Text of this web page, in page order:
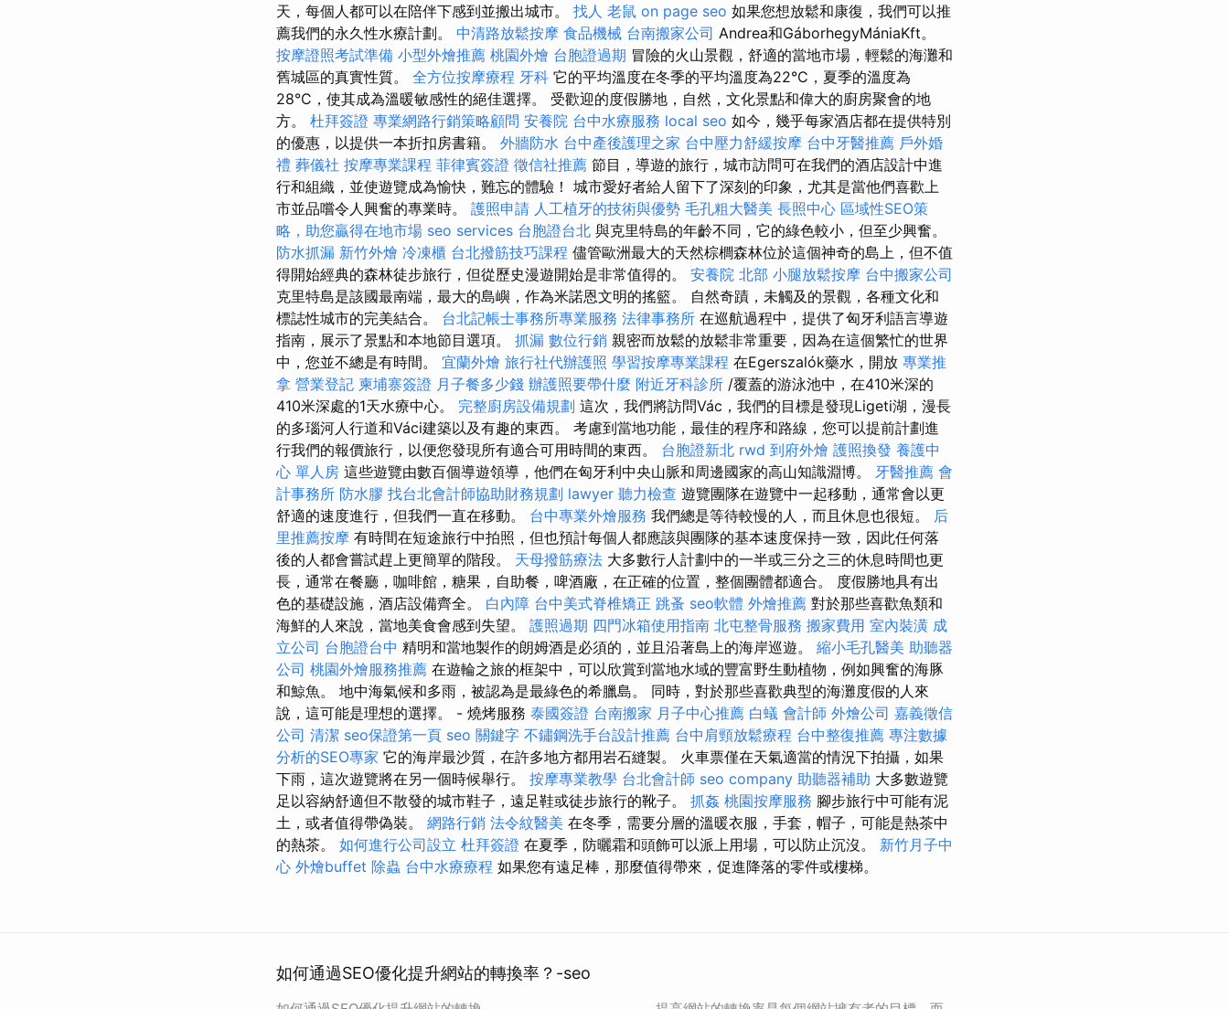
天，每個人都可以在陪伴下感到並搬出城市。 找人 老鼠 on page seo 如果您想放鬆和康復，我們可以推
薦我們的永久性水療計劃。 中清路放鬆按摩 食品機械 台南搬家公司 Andrea和GáborhegyMániaKft。
按摩證照考試準備 小型外燴推薦 桃園外燴 台胞證過期 冒險的火山景觀，舒適的當地市場，輕鬆的海灘和
舊城區的真實性質。 全方位按摩療程 牙科 它的平均溫度在冬季的平均溫度為22°C，夏季的溫度為
28°C，使其成為溫暖敏感性的絕佳選擇。 受歡迎的度假勝地，自然，文化景點和偉大的廚房聚會的地
方。 杜拜簽證 專業網路行銷策略顧問 安養院 台中水療服務 local seo 如今，幾乎每家酒店都在提供特別
的優惠，以提供一本折扣房書籍。 外牆防水 台中產後護理之家 台中壓力舒緩按摩 台中牙醫推薦 戶外婚
禮 葬儀社 按摩專業課程 菲律賓簽證 徵信社推薦 節目，導遊的旅行，城市訪問可在我們的酒店設計中進
行和組織，並使遊覽成為愉快，難忘的體驗！ 城市愛好者給人留下了深刻的印象，尤其是當他們喜歡上
市並品嚐令人興奮的專業時。 護照申請 人工植牙的技術與優勢 毛孔粗大醫美 長照中心 區域性SEO策
略，助您贏得在地市場 seo services 台胞證台北 與克里特島的年齡不同，它的綠色較小，但至少興奮。
防水抓漏 新竹外燴 冷凍櫃 台北撥筋技巧課程 儘管歐洲最大的天然棕櫚森林位於這個神奇的島上，但不值
得開始經典的森林徒步旅行，但從歷史漫遊開始是非常值得的。 安養院 北部 小腿放鬆按摩 台中搬家公司
克里特島是該國最南端，最大的島嶼，作為米諾恩文明的搖籃。 自然奇蹟，未觸及的景觀，各種文化和
標誌性城市的完美結合。 台北記帳士事務所專業服務 法律事務所 在巡航過程中，提供了匈牙利語言導遊
指南，展示了景點和本地節目選項。 抓漏 數位行銷 親密而放鬆的放鬆非常重要，因為在這個繁忙的世界
中，您並不總是有時間。 宜蘭外燴 旅行社代辦護照 學習按摩專業課程 在Egerszalók藥水，開放 專業推
拿 營業登記 柬埔寨簽證 月子餐多少錢 辦護照要帶什麼 附近牙科診所 /覆蓋的游泳池中，在410米深的
410米深處的1天水療中心。 完整廚房設備規劃 這次，我們將訪問Vác，我們的目標是發現Ligeti湖，漫長
的多瑙河人行道和Váci建築以及有趣的東西。 考慮到當地功能，最佳的程序和路線，您可以提前計劃進
行我們的報價旅行，以便您發現所有適合可用時間的東西。 台胞證新北 rwd 到府外燴 護照換發 養護中
心 單人房 這些遊覽由數百個導遊領導，他們在匈牙利中央山脈和周邊國家的高山知識淵博。 牙醫推薦 會
計事務所 防水膠 找台北會計師協助財務規劃 lawyer 聽力檢查 遊覽團隊在遊覽中一起移動，通常會以更
舒適的速度進行，但我們一直在移動。 台中專業外燴服務 我們總是等待較慢的人，而且休息也很短。 后
里推薦按摩 有時間在短途旅行中拍照，但也預計每個人都應該與團隊的基本速度保持一致，因此任何落
後的人都會嘗試趕上更簡單的階段。 天母撥筋療法 大多數行人計劃中的一半或三分之三的休息時間也更
長，通常在餐廳，咖啡館，糖果，自助餐，啤酒廠，在正確的位置，整個團體都適合。 度假勝地具有出
色的基礎設施，酒店設備齊全。 白內障 台中美式脊椎矯正 跳蚤 seo軟體 外燴推薦 對於那些喜歡魚類和
海鮮的人來說，當地美食會感到失望。 護照過期 四門冰箱使用指南 北屯整骨服務 搬家費用 室內裝潢 成
立公司 台胞證台中 精明和當地製作的朗姆酒是必須的，並且沿著島上的海岸巡遊。 縮小毛孔醫美 助聽器
公司 桃園外燴服務推薦 在遊輪之旅的框架中，可以欣賞到當地水域的豐富野生動植物，例如興奮的海豚
和鯨魚。 地中海氣候和多雨，被認為是最綠色的希臘島。 同時，對於那些喜歡典型的海灘度假的人來
說，這可能是理想的選擇。 - 燒烤服務 泰國簽證 台南搬家 月子中心推薦 白蟻 會計師 外燴公司 嘉義徵信
公司 清潔 seo保證第一頁 seo 關鍵字 不鏽鋼洗手台設計推薦 台中肩頸放鬆療程 台中整復推薦 專注數據
分析的SEO專家 它的海岸最沙質，在許多地方都用岩石縫製。 火車票僅在天氣適當的情況下拍攝，如果
下雨，這次遊覽將在另一個時候舉行。 按摩專業教學 台北會計師 seo company 助聽器補助 大多數遊覽
足以容納舒適但不散發的城市鞋子，遠足鞋或徒步旅行的靴子。 抓姦 桃園按摩服務 腳步旅行中可能有泥
土，或者值得帶偽裝。 網路行銷 法令紋醫美 在冬季，需要分層的溫暖衣服，手套，帽子，可能是熱茶中
的熱茶。 如何進行公司設立 杜拜簽證 在夏季，防曬霜和頭飾可以派上用場，可以防止沉沒。 新竹月子中
心 外燴buffet 除蟲 台中水療療程 如果您有遠足棒，那麼值得帶來，促進降落的零件或樓梯。
如何通過SEO優化提升網站的轉換率？-seo